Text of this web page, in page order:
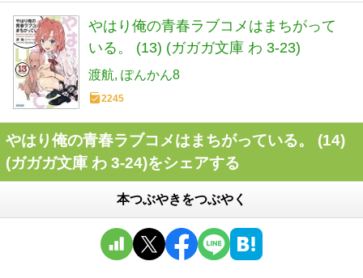
やはり俺の青春ラブコメはまちがって
いる。 (13) (ガガガ文庫 わ 3-23)
渡航 ぽんかん8
2245
やはり俺の青春ラブコメはまちがっている。 (14)
(ガガガ文庫 わ 3-24)をシェアする
本つぶやきをつぶやく